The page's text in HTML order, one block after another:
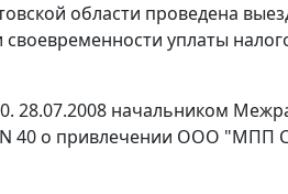
области проведена
уплаты
28.07.2008 начальником
40 о привлечении ООО "МПП